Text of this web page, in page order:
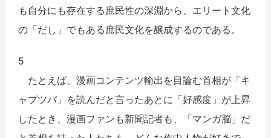
も自分にも存在する庶民性の深淵から、エリート文化
の「だし」でもある庶民文化を醸成するのである。
5
たとえば、漫画コンテンツ輸出を目論む首相が「キ
ャプツバ」を読んだと言ったあとに「好感度」が上昇
したとき、漫画ファンも新聞記者も、「マンガ脳」だ